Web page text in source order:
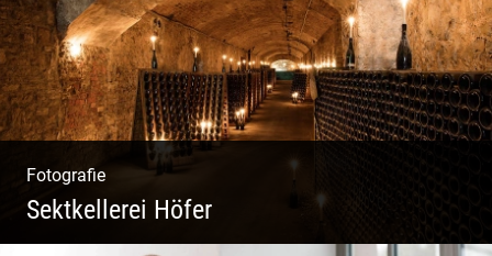
Fotografie
Sektkellerei Höfer